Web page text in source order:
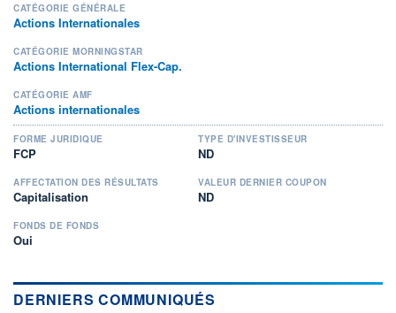
CATÉGORIE GÉNÉRALE
Actions Internationales
CATÉGORIE MORNINGSTAR
Actions International Flex-Cap.
CATÉGORIE AMF
Actions internationales
FORME JURIDIQUE
FCP
TYPE D'INVESTISSEUR
ND
AFFECTATION DES RÉSULTATS
Capitalisation
VALEUR DERNIER COUPON
ND
FONDS DE FONDS
Oui
DERNIERS COMMUNIQUÉS